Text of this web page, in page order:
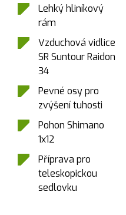
Lehký hliníkový
rám
Vzduchová vidlice
SR Suntour Raidon
34
Pevné osy pro
zvýšení tuhosti
Pohon Shimano
1x12
Příprava pro
teleskopickou
sedlovku